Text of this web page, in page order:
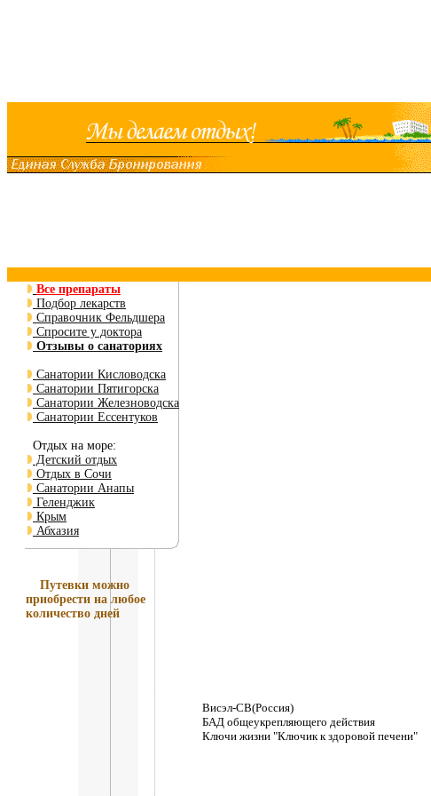
Все препараты
Подбор лекарств
Справочник Фельдшера
Спросите у доктора
Отзывы о санаториях
Санатории Кисловодска
Санатории Пятигорска
Санатории Железноводска
Санатории Ессентуков
Отдых на море:
Детский отдых
Отдых в Сочи
Санатории Анапы
Геленджик
Крым
Абхазия
Путевки можно
приобрести на любое
количество дней
Висэл-СВ(Россия)
БАД общеукрепляющего действия
Ключи жизни "Ключик к здоровой печени"